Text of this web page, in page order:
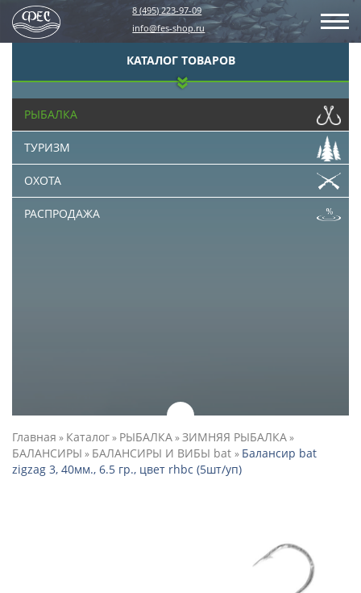
8 (495) 223-97-09
info@fes-shop.ru
КАТАЛОГ ТОВАРОВ
РЫБАЛКА
ТУРИЗМ
ОХОТА
РАСПРОДАЖА
Главная » Каталог» РЫБАЛКА»ЗИМНЯЯ РЫБАЛКА»
БАЛАНСИРЫ » БАЛАНСИРЫ И ВИБЫ bat » Балансир bat
zigzag 3, 40мм., 6.5 гр., цвет rhbc (5шт/уп)